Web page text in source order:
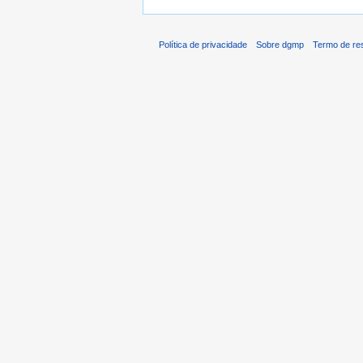
Política de privacidade Sobre dgmp Termo de